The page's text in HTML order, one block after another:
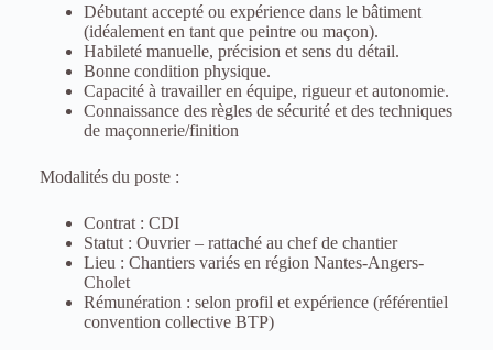
Débutant accepté ou expérience dans le bâtiment
(idéalement en tant que peintre ou maçon).
Habileté manuelle, précision et sens du détail.
Bonne condition physique.
Capacité à travailler en équipe, rigueur et autonomie.
Connaissance des règles de sécurité et des techniques
de maçonnerie/finition
Modalités du poste :
Contrat : CDI
Statut : Ouvrier – rattaché au chef de chantier
Lieu : Chantiers variés en région Nantes-Angers-
Cholet
Rémunération : selon profil et expérience (référentiel
convention collective BTP)